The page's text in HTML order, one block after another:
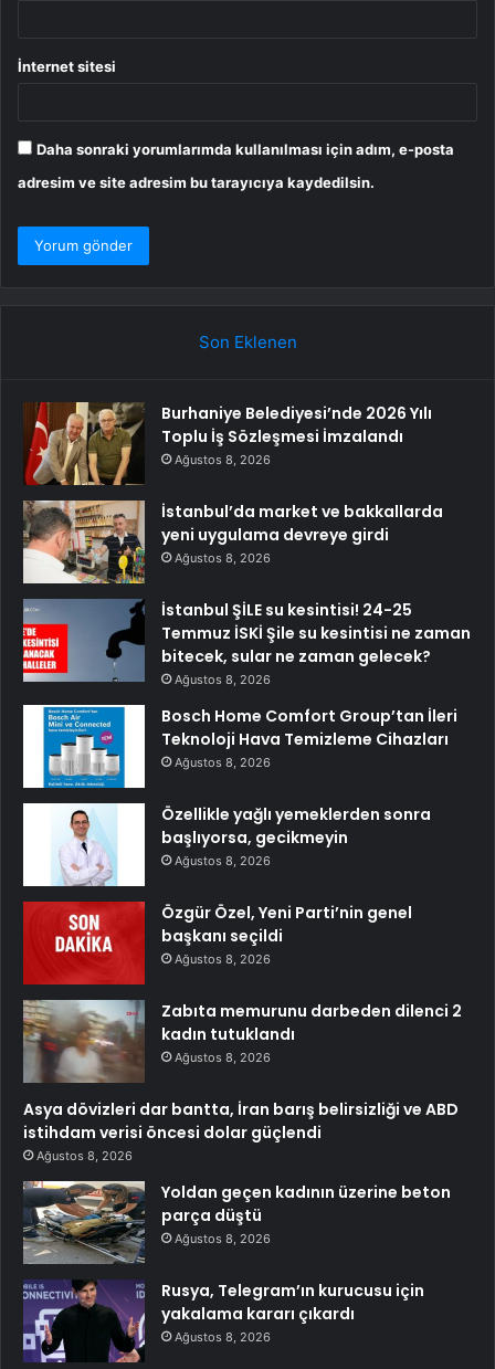
İnternet sitesi
Daha sonraki yorumlarımda kullanılması için adım, e-posta
adresim ve site adresim bu tarayıcıya kaydedilsin.
Son Eklenen
Burhaniye Belediyesi’nde 2026 Yılı
Toplu İş Sözleşmesi İmzalandı
Ağustos 8, 2026
İstanbul’da market ve bakkallarda
yeni uygulama devreye girdi
Ağustos 8, 2026
İstanbul ŞİLE su kesintisi! 24-25
Temmuz İSKİ Şile su kesintisi ne zaman
bitecek, sular ne zaman gelecek?
Ağustos 8, 2026
Bosch Home Comfort Group’tan İleri
Teknoloji Hava Temizleme Cihazları
Ağustos 8, 2026
Özellikle yağlı yemeklerden sonra
başlıyorsa, gecikmeyin
Ağustos 8, 2026
Özgür Özel, Yeni Parti’nin genel
başkanı seçildi
Ağustos 8, 2026
Zabıta memurunu darbeden dilenci 2
kadın tutuklandı
Ağustos 8, 2026
Asya dövizleri dar bantta, İran barış belirsizliği ve ABD
istihdam verisi öncesi dolar güçlendi
Ağustos 8, 2026
Yoldan geçen kadının üzerine beton
parça düştü
Ağustos 8, 2026
Rusya, Telegram’ın kurucusu için
yakalama kararı çıkardı
Ağustos 8, 2026